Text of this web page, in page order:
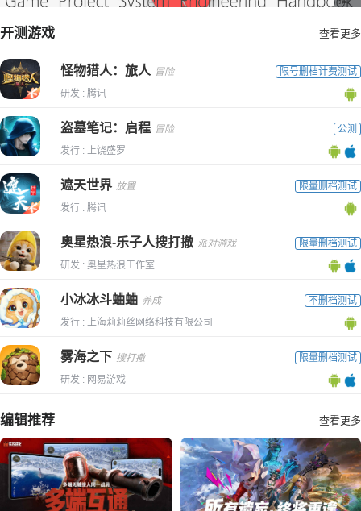
开测游戏 查看更多
怪物猎人：旅人 冒险
限号删档计费测试
研发 : 腾讯
盗墓笔记：启程 冒险
公测
发行 : 上饶盛罗
遮天世界 放置
限量删档测试
发行 : 腾讯
奥星热浪-乐子人搜打撤 派对游戏
限量删档测试
研发 : 奥星热浪工作室
小冰冰斗蛐蛐 养成
不删档测试
发行 : 上海莉莉丝网络科技有限公司
雾海之下 搜打撤
限量删档测试
研发 : 网易游戏
编辑推荐 查看更多